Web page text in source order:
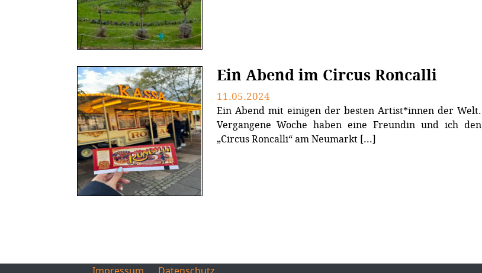
Ein Abend im Circus Roncalli
11.05.2024
Ein Abend mit einigen der besten Artist*innen der Welt.
Vergangene Woche haben eine Freundin und ich den
„Circus Roncalli“ am Neumarkt [...]